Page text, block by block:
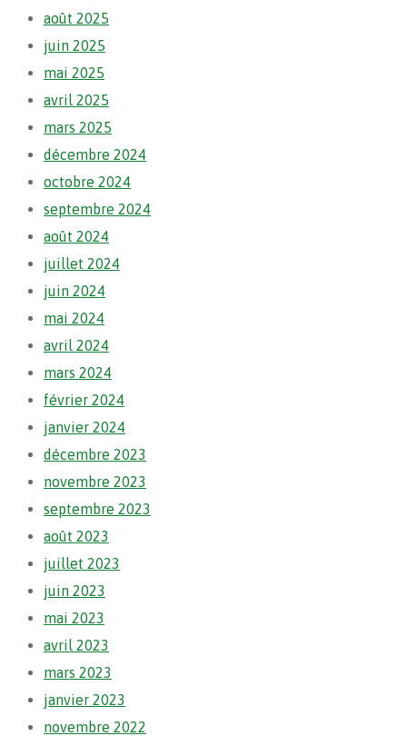
août 2025
juin 2025
mai 2025
avril 2025
mars 2025
décembre 2024
octobre 2024
septembre 2024
août 2024
juillet 2024
juin 2024
mai 2024
avril 2024
mars 2024
février 2024
janvier 2024
décembre 2023
novembre 2023
septembre 2023
août 2023
juillet 2023
juin 2023
mai 2023
avril 2023
mars 2023
janvier 2023
novembre 2022